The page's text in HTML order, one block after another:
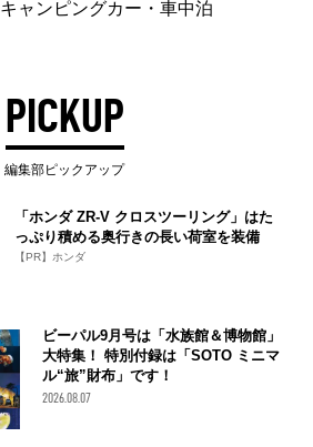
キャンピングカー・車中泊
PICKUP
編集部ピックアップ
「ホンダ ZR-V クロスツーリング」はた
っぷり積める奥行きの長い荷室を装備
【PR】ホンダ
ビーパル9月号は「水族館＆博物館」
大特集！ 特別付録は「SOTO ミニマ
ル“旅”財布」です！
2026.08.07